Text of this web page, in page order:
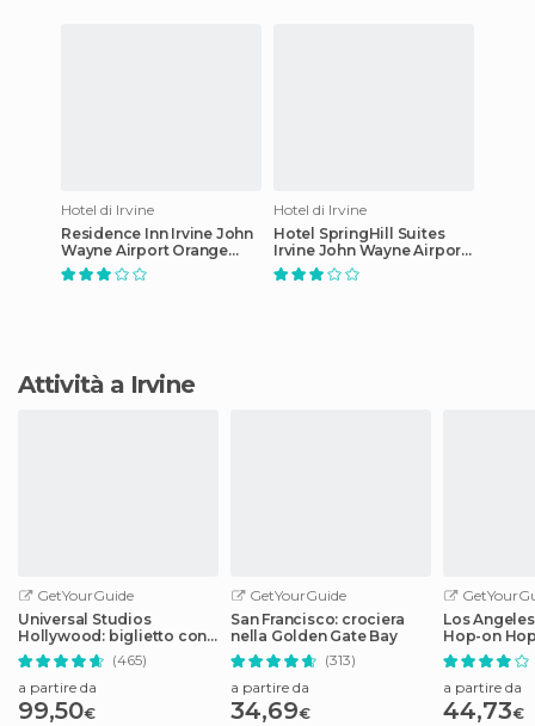
Hotel di Irvine
Residence Inn Irvine John
Wayne Airport Orange
County
Hotel di Irvine
Hotel SpringHill Suites
Irvine John Wayne Airport
/ Orange County
Attività a Irvine
GetYourGuide
Universal Studios
Hollywood: biglietto con
cancellazione facile
(465)
a partire da
99,50€
GetYourGuide
San Francisco: crociera
nella Golden Gate Bay
(313)
a partire da
34,69€
Los
Hop-on
audioguida
a partire da
44,73€